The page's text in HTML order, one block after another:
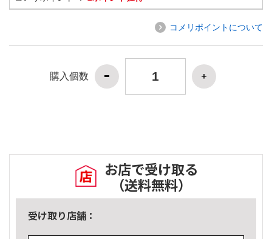
コメリポイントについて
購入個数
お店で受け取る
（送料無料）
受け取り店舗：